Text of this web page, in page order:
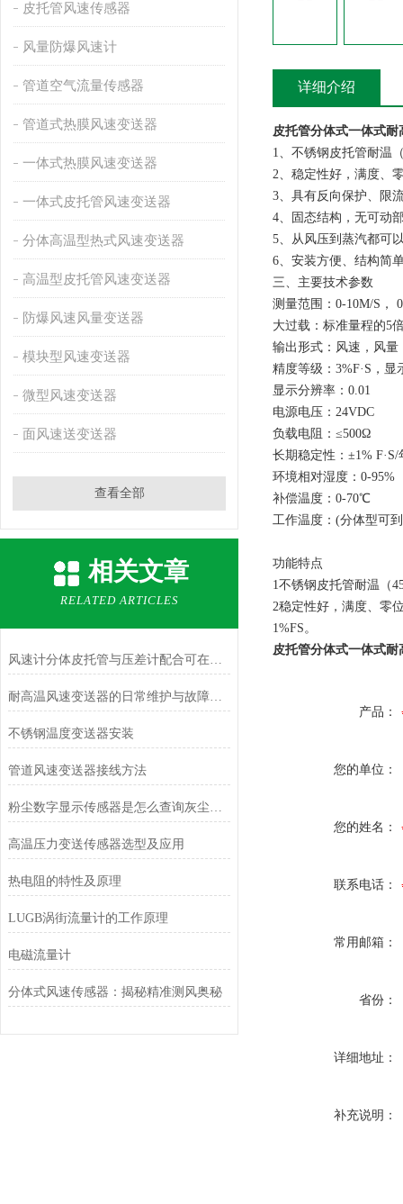
皮托管风速传感器
风量防爆风速计
管道空气流量传感器
管道式热膜风速变送器
一体式热膜风速变送器
一体式皮托管风速变送器
分体高温型热式风速变送器
高温型皮托管风速变送器
防爆风速风量变送器
模块型风速变送器
微型风速变送器
面风速送变送器
查看全部
相关文章
RELATED ARTICLES
风速计分体皮托管与压差计配合可在哪些场合使用？
耐高温风速变送器的日常维护与故障排查指南
不锈钢温度变送器安装
管道风速变送器接线方法
粉尘数字显示传感器是怎么查询灰尘反射强度的？
高温压力变送传感器选型及应用
热电阻的特性及原理
LUGB涡街流量计的工作原理
电磁流量计
分体式风速传感器：揭秘精准测风奥秘
详细介绍
皮托管分体式一体式
1、不锈钢皮托管耐温
2、稳定性好，满度、
3、具有反向保护、限
4、固态结构，无可动
5、从风压到蒸汽都可
6、安装方便、结构简
三、主要技术参数
测量范围：0-10M/S，
大过载：标准量程的5
输出形式：风速，风量
精度等级：3%F·S，显
显示分辨率：0.01
电源电压：24VDC
负载电阻：≤500Ω
长期稳定性：±1% F·S/
环境相对湿度：0-95%
补偿温度：0-70℃
工作温度：(分体型可
功能特点
1不锈钢皮托管耐温（
2稳定性好，满度、零
1%FS。
皮托管分体式一体式
产品：
您的单位：
您的姓名：
联系电话：
常用邮箱：
省份：
详细地址：
补充说明：